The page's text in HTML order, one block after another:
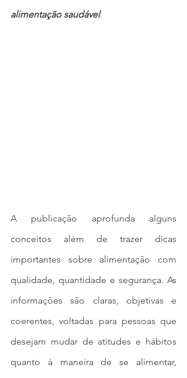
alimentação saudável.
A publicação aprofunda alguns
conceitos além de trazer dicas
importantes sobre alimentação com
qualidade, quantidade e segurança. As
informações são claras, objetivas e
coerentes, voltadas para pessoas que
desejam mudar de atitudes e hábitos
quanto à maneira de se alimentar,